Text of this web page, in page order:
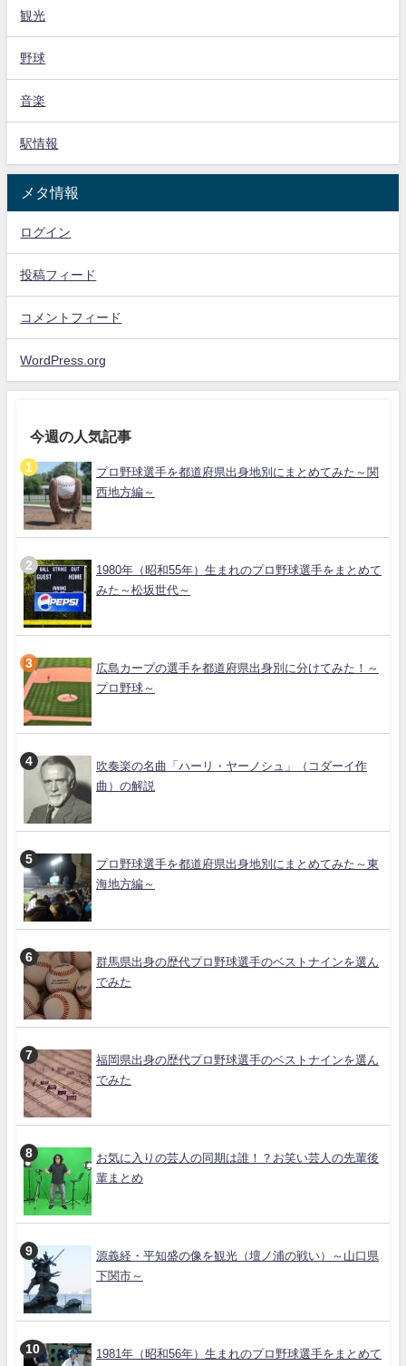
観光
野球
音楽
駅情報
メタ情報
ログイン
投稿フィード
コメントフィード
WordPress.org
今週の人気記事
プロ野球選手を都道府県出身地別にまとめてみた～関
西地方編～
1980年（昭和55年）生まれのプロ野球選手をまとめて
みた～松坂世代～
広島カープの選手を都道府県出身別に分けてみた！～
プロ野球～
吹奏楽の名曲「ハーリ・ヤーノシュ」（コダーイ作
曲）の解説
プロ野球選手を都道府県出身地別にまとめてみた～東
海地方編～
群馬県出身の歴代プロ野球選手のベストナインを選ん
でみた
福岡県出身の歴代プロ野球選手のベストナインを選ん
でみた
お気に入りの芸人の同期は誰！？お笑い芸人の先輩後
輩まとめ
源義経・平知盛の像を観光（壇ノ浦の戦い）～山口県
下関市～
1981年（昭和56年）生まれのプロ野球選手をまとめて